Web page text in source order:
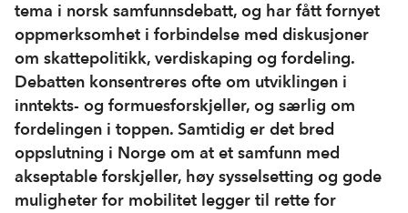
tema i norsk samfunnsdebatt, og har fått fornyet
oppmerksomhet i forbindelse med diskusjoner
om skattepolitikk, verdiskaping og fordeling.
Debatten konsentreres ofte om utviklingen i
inntekts- og formuesforskjeller, og særlig om
fordelingen i toppen. Samtidig er det bred
oppslutning i Norge om at et samfunn med
akseptable forskjeller, høy sysselsetting og gode
muligheter for mobilitet legger til rette for